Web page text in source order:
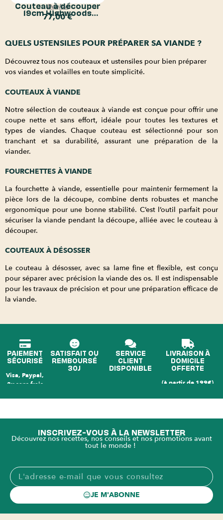
Deglon
Couteau à découper
19cm Highwoods
Deglon
77,00€
QUELS USTENSILES POUR PRÉPARER SA VIANDE ?
Découvrez tous nos couteaux et ustensiles pour bien préparer
vos viandes et volailles en toute simplicité.
COUTEAUX À VIANDE
Notre sélection de couteaux à viande est conçue pour offrir une
coupe nette et sans effort, idéale pour toutes les textures et
types de viandes. Chaque couteau est sélectionné pour son
tranchant et sa durabilité, assurant une préparation de la
viander.
FOURCHETTES À VIANDE
La fourchette à viande, essentielle pour maintenir fermement la
pièce lors de la découpe, combine dents robustes et manche
ergonomique pour une bonne stabilité. C’est l’outil parfait pour
sécuriser la viande pendant la découpe, alliée avec le couteau à
découper.
COUTEAUX À DÉSOSSER
Le couteau à désosser, avec sa lame fine et flexible, est conçu
pour séparer avec précision la viande des os. Il est indispensable
pour les travaux de précision et pour une préparation efficace de
la viande.
PAIEMENT
SÉCURISÉ
Visa, Paypal,
3x sans frais
SATISFAIT OU
REMBOURSÉ
30J
SERVICE
CLIENT
DISPONIBLE
LIVRAISON À
DOMICILE
OFFERTE
(à partir de 199€)
INSCRIVEZ-VOUS À LA NEWSLETTER
Découvrez nos recettes, nos conseils et nos promotions avant
tout le monde !
JE M'ABONNE